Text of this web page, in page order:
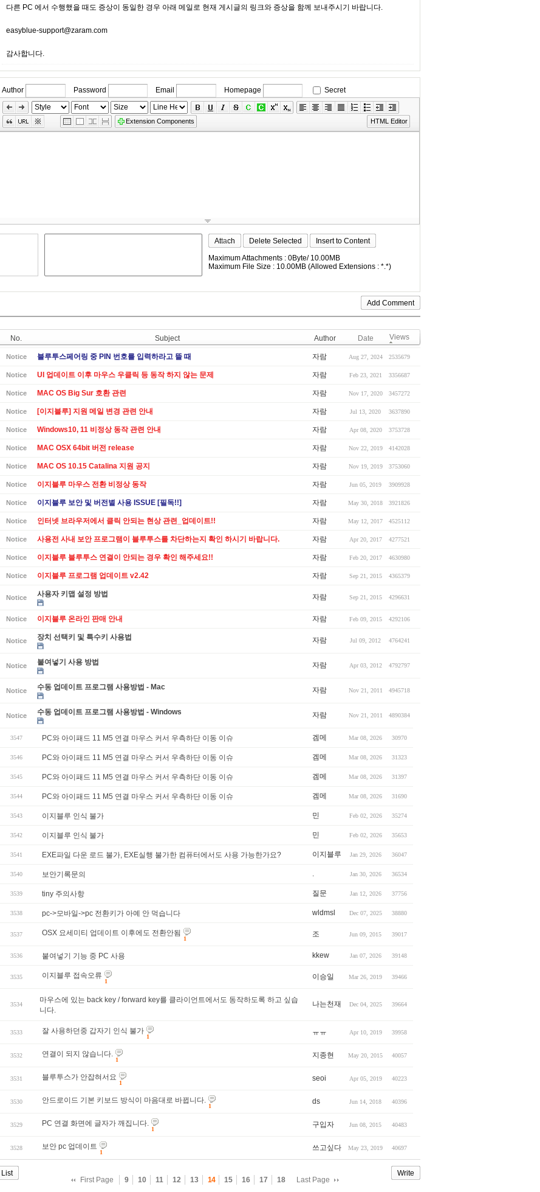
다른 PC 에서 수행했을 때도 증상이 동일한 경우 아래 메일로 현재 게시글의 링크와 증상을 함께 보내주시기 바랍니다.
easyblue-support@zaram.com
감사합니다.
Author Password Email Homepage
Secret
Skip
Edit
Toolbox
Extension Components HTML Editor
Attach Delete Selected
Insert to Content
Maximum Attachments : 0Byte/ 10.00MB
Maximum File Size : 10.00MB (Allowed Extensions : *.*)
No. Subject Author Date Views
Notice 블루투스페어링 중 PIN 번호를 입력하라고 뜰 때 자람 Aug 27, 2024 2535679
Notice UI 업데이트 이후 마우스 우클릭 등 동작 하지 않는 문제 자람 Feb 23, 2021 3356687
Notice MAC OS Big Sur 호환 관련 자람 Nov 17, 2020 3457272
Notice [이지블루] 지원 메일 변경 관련 안내 자람 Jul 13, 2020 3637890
Notice Windows10, 11 비정상 동작 관련 안내 자람 Apr 08, 2020 3753728
Notice MAC OSX 64bit 버전 release 자람 Nov 22, 2019 4142028
Notice MAC OS 10.15 Catalina 지원 공지 자람 Nov 19, 2019 3753060
Notice 이지블루 마우스 전환 비정상 동작 자람 Jun 05, 2019 3909928
Notice 이지블루 보안 및 버전별 사용 ISSUE [필독!!] 자람 May 30, 2018 3921826
Notice 인터넷 브라우저에서 클릭 안되는 현상 관련_업데이트!! 자람 May 12, 2017 4525112
Notice 사용전 사내 보안 프로그램이 블루투스를 차단하는지 확인 하시기 바랍니다. 자람 Apr 20, 2017 4277521
Notice 이지블루 블루투스 연결이 안되는 경우 확인 해주세요!! 자람 Feb 20, 2017 4630980
Notice 이지블루 프로그램 업데이트 v2.42 자람 Sep 21, 2015 4365379
Notice 사용자 키맵 설정 방법 자람 Sep 21, 2015 4296631
Notice 이지블루 온라인 판매 안내 자람 Feb 09, 2015 4292106
Notice 장치 선택키 및 특수키 사용법 자람 Jul 09, 2012 4764241
Notice 붙여넣기 사용 방법 자람 Apr 03, 2012 4792797
Notice 수동 업데이트 프로그램 사용방법 - Mac 자람 Nov 21, 2011 4945718
Notice 수동 업데이트 프로그램 사용방법 - Windows 자람 Nov 21, 2011 4890384
3547 PC와 아이패드 11 M5 연결 마우스 커서 우측하단 이동 이슈 겜메 Mar 08, 2026 30970
3546 PC와 아이패드 11 M5 연결 마우스 커서 우측하단 이동 이슈 겜메 Mar 08, 2026 31323
3545 PC와 아이패드 11 M5 연결 마우스 커서 우측하단 이동 이슈 겜메 Mar 08, 2026 31397
3544 PC와 아이패드 11 M5 연결 마우스 커서 우측하단 이동 이슈 겜메 Mar 08, 2026 31690
3543 이지블루 인식 불가 민 Feb 02, 2026 35274
3542 이지블루 인식 불가 민 Feb 02, 2026 35653
3541 EXE파일 다운 로드 불가, EXE실행 불가한 컴퓨터에서도 사용 가능한가요? 이지블루 Jan 29, 2026 36047
3540 보안기록문의 Jan 30, 2026 36534
3539 tiny 주의사항 질문 Jan 12, 2026 37756
3538 pc->모바일->pc 전환키가 아예 안 먹습니다 wldmsl Dec 07, 2025 38880
3537 OSX 요세미티 업데이트 이후에도 전환안됨
1
조 Jun 09, 2015 39017
3536 붙여넣기 기능 중 PC 사용 kkew Jan 07, 2026 39148
3535 이지블루 접속오류
1
이승일 Mar 26, 2019 39466
3534
마우스에 있는 back key / forward key를 클라이언트에서도 동작하도록 하고 싶습
니다.
나는천재 Dec 04, 2025 39664
3533 잘 사용하던중 갑자기 인식 불가
1
ㅠㅠ Apr 10, 2019 39958
3532 연결이 되지 않습니다.
1
지종현 May 20, 2015 40057
3531 블루투스가 안잡혀서요
1
seoi Apr 05, 2019 40223
3530 안드로이드 기본 키보드 방식이 마음대로 바뀝니다.
1
ds Jun 14, 2018 40396
3529 PC 연결 화면에 글자가 깨집니다.
1
구입자 Jun 08, 2015 40483
3528 보안 pc 업데이트
1
쓰고싶다 May 23, 2019 40697
List Write
First Page 9 10 11 12 13 14 15 16 17 18 Last Page